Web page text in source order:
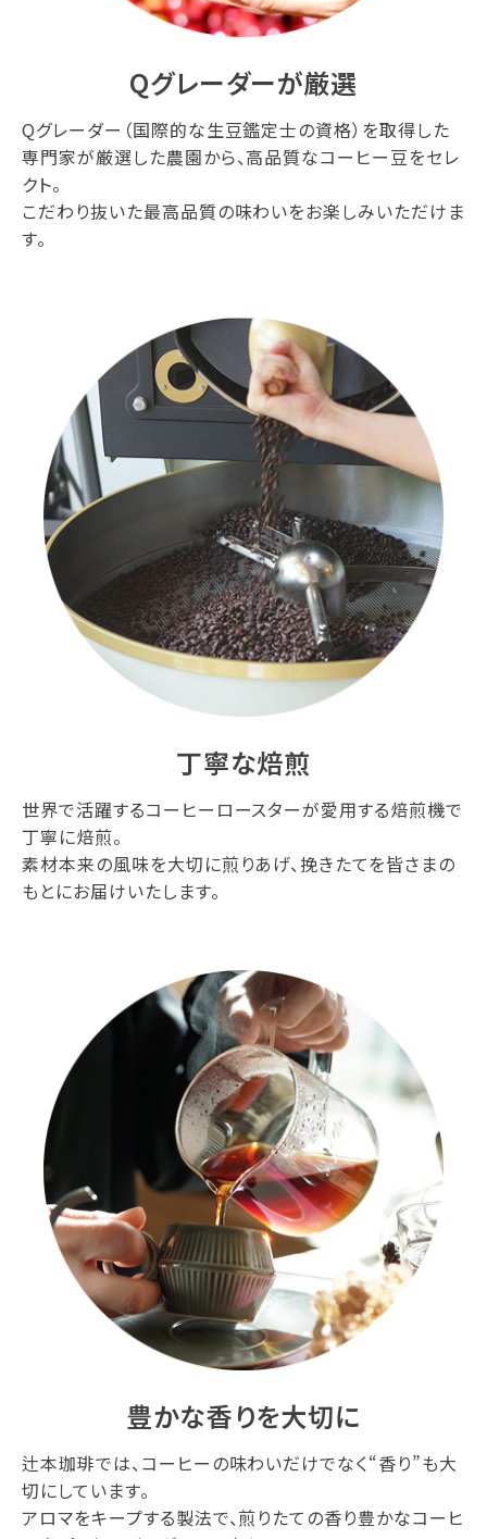
Qグレーダーが厳選
Qグレーダー（国際的な生豆鑑定士の資格）を取得した
専門家が厳選した農園から、高品質なコーヒー豆をセレ
クト。
こだわり抜いた最高品質の味わいをお楽しみいただけま
す。
丁寧な焙煎
世界で活躍するコーヒーロースターが愛用する焙煎機で
丁寧に焙煎。
素材本来の風味を大切に煎りあげ、挽きたてを皆さまの
もとにお届けいたします。
豊かな香りを大切に
辻本珈琲では、コーヒーの味わいだけでなく“香り”も大
切にしています。
アロマをキープする製法で、煎りたての香り豊かなコーヒ